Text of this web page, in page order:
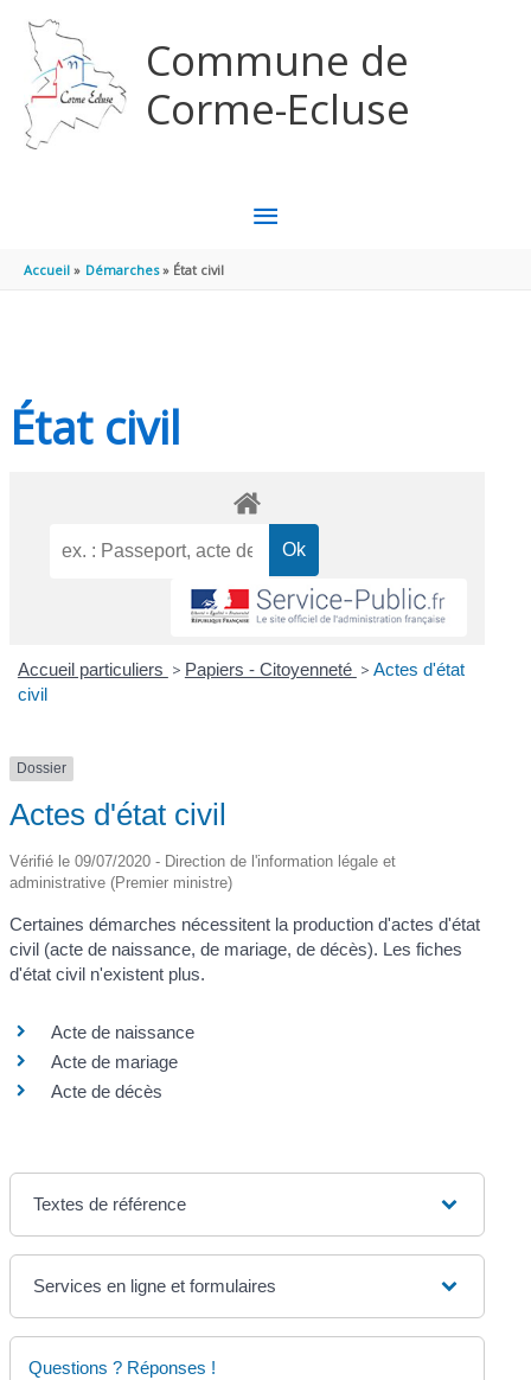
Commune de
Corme-Ecluse
MENU
Accueil Démarches État civil
État civil
Accueil particuliers > Papiers - Citoyenneté > Actes d'état
civil
Dossier
Actes d'état civil
Vérifié le 09/07/2020 - Direction de l'information légale et
administrative (Premier ministre)
Certaines démarches nécessitent la production d'actes d'état
civil (acte de naissance, de mariage, de décès). Les fiches
d'état civil n'existent plus.
Acte de naissance
Acte de mariage
Acte de décès
Textes de référence
Services en ligne et formulaires
Questions ? Réponses !